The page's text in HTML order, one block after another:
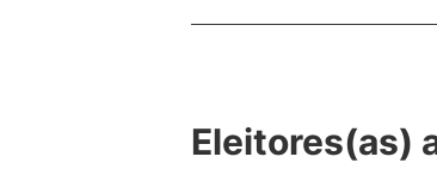
Eleitores(as)